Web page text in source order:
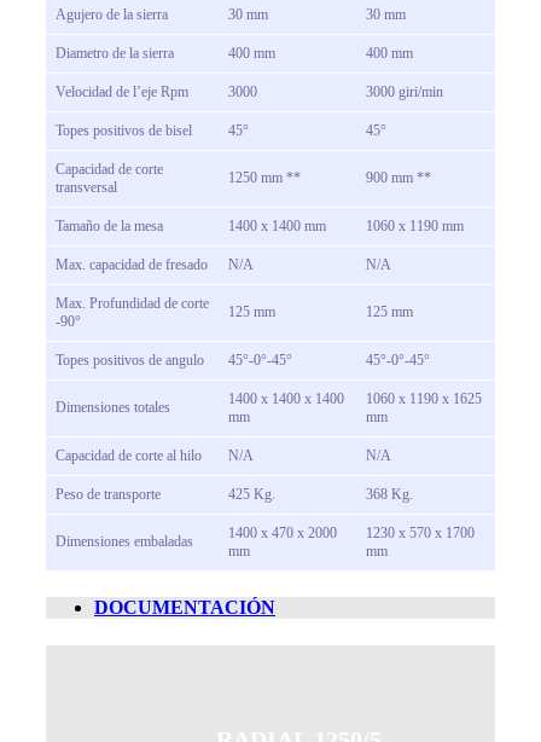
Agujero de la sierra 30 mm 30 mm
Diametro de la sierra 400 mm 400 mm
Velocidad de l’eje Rpm 3000 3000 giri/min
Topes positivos de bisel 45° 45°
Capacidad de corte
transversal
1250 mm ** 900 mm **
Tamaño de la mesa 1400 x 1400 mm 1060 x 1190 mm
Max. capacidad de fresado N/A N/A
Max. Profundidad de corte
-90°
125 mm 125 mm
Topes positivos de angulo 45°-0°-45° 45°-0°-45°
Dimensiones totales
1400 x 1400 x 1400
mm
1060 x 1190 x 1625
mm
Capacidad de corte al hilo N/A N/A
Peso de transporte 425 Kg. 368 Kg.
Dimensiones embaladas
1400 x 470 x 2000
mm
1230 x 570 x 1700
mm
DOCUMENTACIÓN